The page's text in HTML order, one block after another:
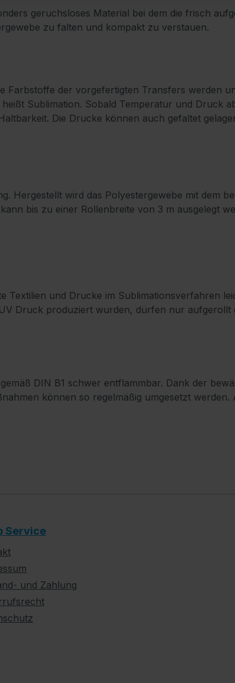
geruchsloses Material bei dem die frisch
zu falten und kompakt zu verstauen.
der vorgefertigten Transfers werden
Sublimation. Sobald Temperatur und Druck
Die Drucke können auch gefaltet
Hergestellt wird das Polyestergewebe mit dem
bis zu einer Rollenbreite von 3 m ausgelegt
und Drucke im Sublimationsverfahren
Druck produziert wurden, dürfen nur aufgerollt
DIN B1 schwer entflammbar. Dank der
können so regelmäßig umgesetzt
Service
und Zahlung